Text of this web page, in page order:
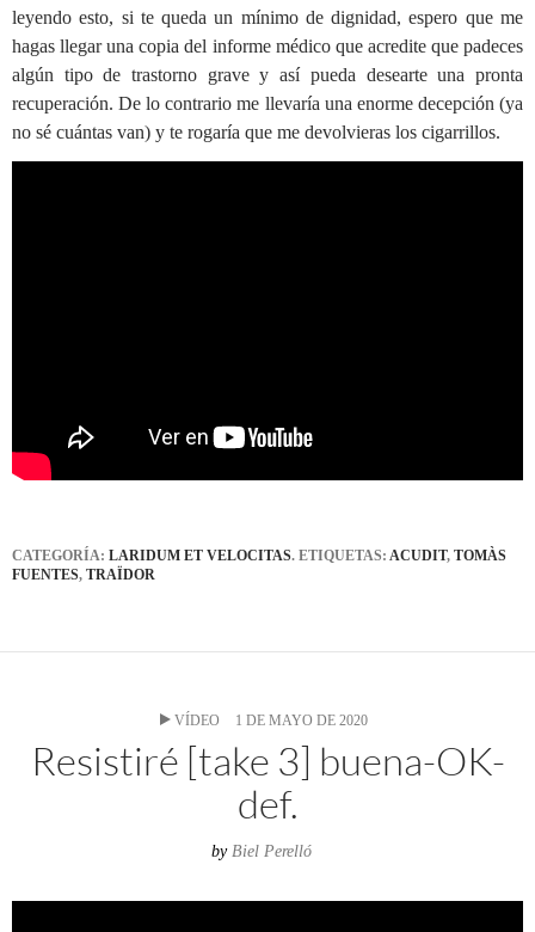
leyendo esto, si te queda un mínimo de dignidad, espero que me
hagas llegar una copia del informe médico que acredite que padeces
algún tipo de trastorno grave y así pueda desearte una pronta
recuperación. De lo contrario me llevaría una enorme decepción (ya
no sé cuántas van) y te rogaría que me devolvieras los cigarrillos.
CATEGORÍA: LARIDUM ET VELOCITAS. ETIQUETAS: ACUDIT, TOMÀS
FUENTES, TRAÏDOR
VÍDEO 1 DE MAYO DE 2020
Resistiré [take 3] buena-OK-
def.
by Biel Perelló